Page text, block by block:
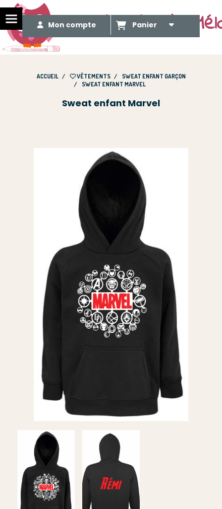
Le Méli Mélo de
Mon compte Panier
ACCUEIL VÊTEMENTS
SWEAT ENFANT GARÇON
SWEAT ENFANT MARVEL
Sweat enfant Marvel